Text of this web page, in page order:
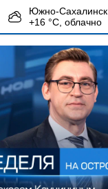
Южно-Сахалинск
+16 °С, облачно